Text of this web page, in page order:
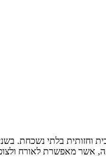
וחזותית בלתי נשכחת.
אשר מאפשרת לאורח